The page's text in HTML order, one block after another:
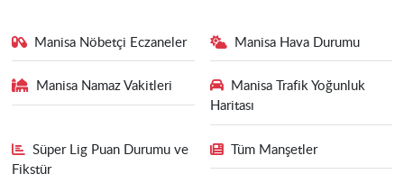
Manisa Nöbetçi Eczaneler Manisa Hava Durumu
Manisa Namaz Vakitleri
Manisa Trafik Yoğunluk
Haritası
Süper Lig Puan Durumu ve
Fikstür
Tüm Manşetler